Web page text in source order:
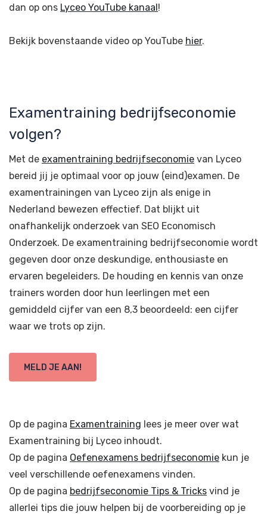
dan op ons Lyceo YouTube kanaal!
Bekijk bovenstaande video op YouTube hier.
Examentraining bedrijfseconomie
volgen?
Met de examentraining bedrijfseconomie van Lyceo
bereid jij je optimaal voor op jouw (eind)examen. De
examentrainingen van Lyceo zijn als enige in
Nederland bewezen effectief. Dat blijkt uit
onafhankelijk onderzoek van SEO Economisch
Onderzoek. De examentraining bedrijfseconomie wordt
gegeven door onze deskundige, enthousiaste en
ervaren begeleiders. De houding en kennis van onze
trainers worden door hun leerlingen met een
gemiddeld cijfer van een 8,3 beoordeeld: een cijfer
waar we trots op zijn.
MELD JE AAN!
Op de pagina Examentraining lees je meer over wat
Examentraining bij Lyceo inhoudt.
Op de pagina Oefenexamens bedrijfseconomie kun je
veel verschillende oefenexamens vinden.
Op de pagina bedrijfseconomie Tips & Tricks vind je
allerlei tips die jouw helpen bij de voorbereiding op je